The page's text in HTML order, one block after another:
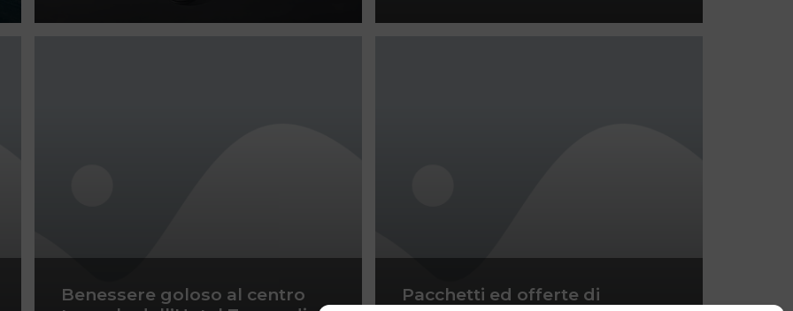
Benessere goloso al centro
Pacchetti ed offerte di